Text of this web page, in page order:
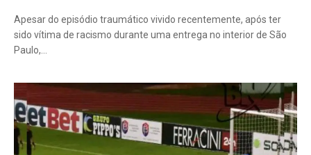
Apesar do episódio traumático vivido recentemente, após ter
sido vítima de racismo durante uma entrega no interior de São
Paulo,…